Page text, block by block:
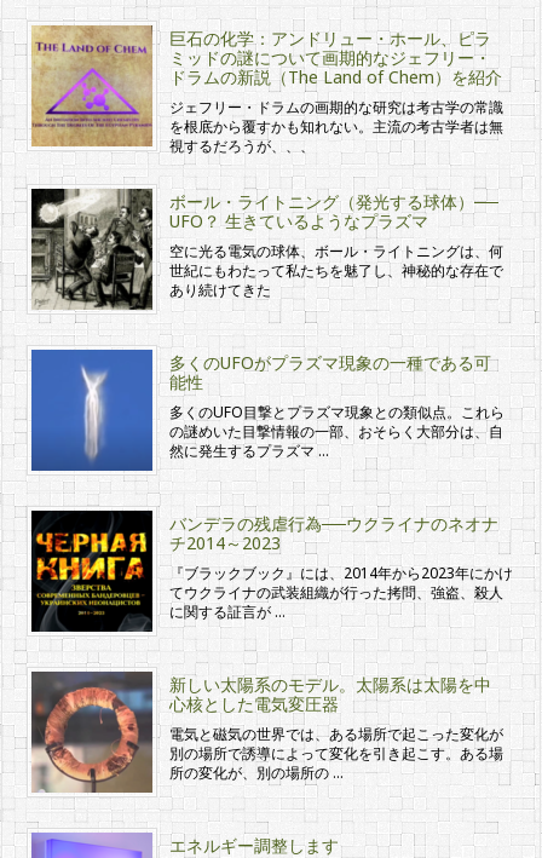
巨石の化学：アンドリュー・ホール、ピラ
ミッドの謎について画期的なジェフリー・
ドラムの新説（The Land of Chem）を紹介
ジェフリー・ドラムの画期的な研究は考古学の常識
を根底から覆すかも知れない。主流の考古学者は無
視するだろうが、、、
ボール・ライトニング（発光する球体）──
UFO？ 生きているようなプラズマ
空に光る電気の球体、ボール・ライトニングは、何
世紀にもわたって私たちを魅了し、神秘的な存在で
あり続けてきた
多くのUFOがプラズマ現象の一種である可
能性
多くのUFO目撃とプラズマ現象との類似点。これら
の謎めいた目撃情報の一部、おそらく大部分は、自
然に発生するプラズマ …
バンデラの残虐行為──ウクライナのネオナ
チ2014～2023
『ブラックブック』には、2014年から2023年にかけ
てウクライナの武装組織が行った拷問、強盗、殺人
に関する証言が …
新しい太陽系のモデル。太陽系は太陽を中
心核とした電気変圧器
電気と磁気の世界では、ある場所で起こった変化が
別の場所で誘導によって変化を引き起こす。ある場
所の変化が、別の場所の …
エネルギー調整します